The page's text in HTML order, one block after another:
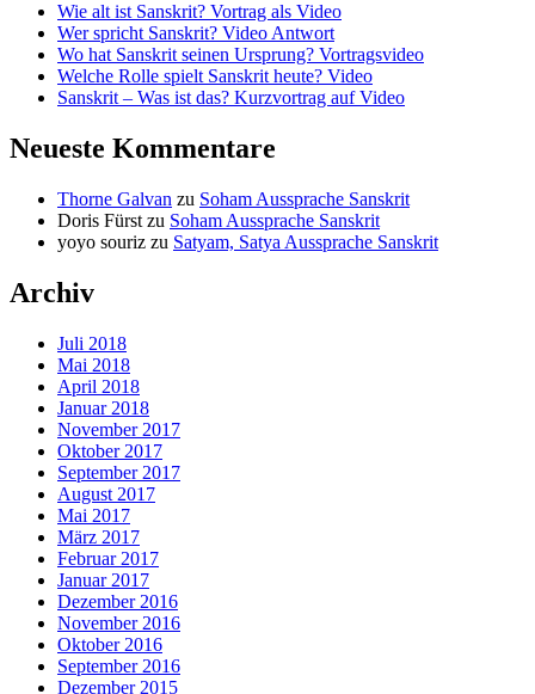
Wie alt ist Sanskrit? Vortrag als Video
Wer spricht Sanskrit? Video Antwort
Wo hat Sanskrit seinen Ursprung? Vortragsvideo
Welche Rolle spielt Sanskrit heute? Video
Sanskrit – Was ist das? Kurzvortrag auf Video
Neueste Kommentare
Thorne Galvan zu Soham Aussprache Sanskrit
Doris Fürst zu Soham Aussprache Sanskrit
yoyo souriz zu Satyam, Satya Aussprache Sanskrit
Archiv
Juli 2018
Mai 2018
April 2018
Januar 2018
November 2017
Oktober 2017
September 2017
August 2017
Mai 2017
März 2017
Februar 2017
Januar 2017
Dezember 2016
November 2016
Oktober 2016
September 2016
Dezember 2015